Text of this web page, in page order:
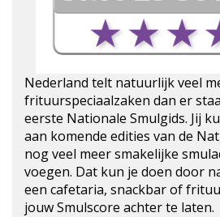
Nederland telt natuurlijk veel
frituurspeciaalzaken dan er
eerste Nationale Smulgids. Jij
aan komende edities van de
nog veel meer smakelijke
voegen. Dat kun je doen door
een cafetaria, snackbar of
jouw Smulscore achter te laten.